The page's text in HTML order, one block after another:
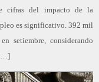
cifras del impacto de la
es significativo. 392 mil
setiembre, considerando
[…]